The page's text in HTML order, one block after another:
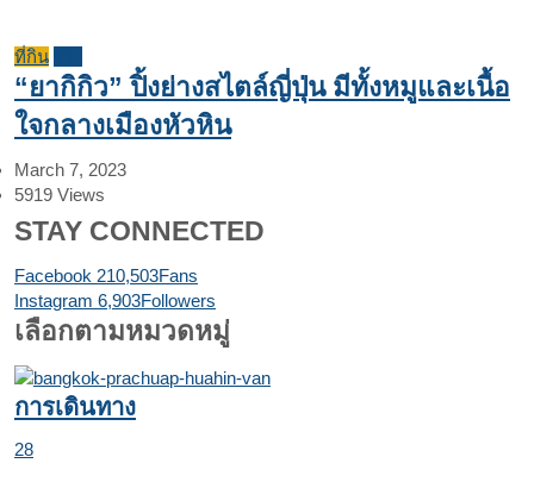
ที่กิน
“ยากิกิว” ปิ้งย่างสไตล์ญี่ปุ่น มีทั้งหมูและเนื้อ
ใจกลางเมืองหัวหิน
March 7, 2023
5919 Views
STAY CONNECTED
Facebook 210,503Fans
Instagram 6,903Followers
เลือกตามหมวดหมู่
การเดินทาง
28